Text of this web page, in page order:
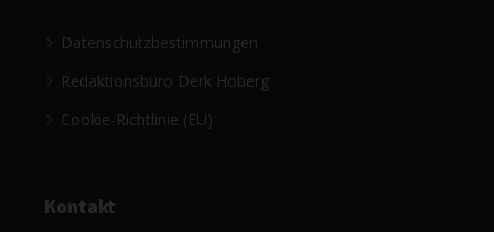
Datenschutzbestimmungen
Redaktionsbüro Derk Hoberg
Cookie-Richtlinie (EU)
Kontakt